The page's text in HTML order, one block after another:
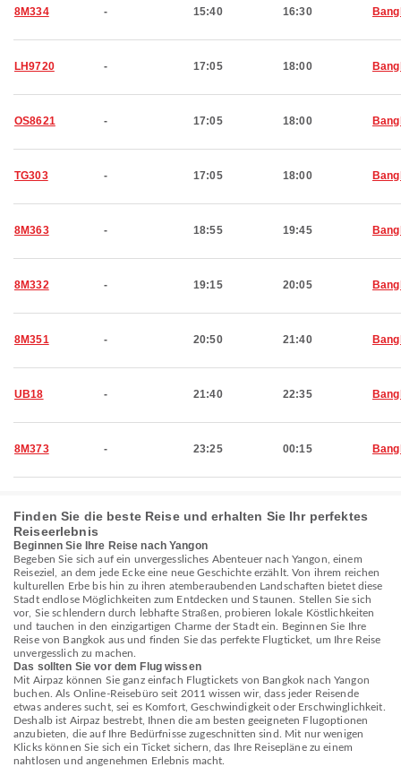
8M334 - 15:40 16:30
LH9720 - 17:05 18:00
OS8621 - 17:05 18:00
TG303 - 17:05 18:00
8M363 - 18:55 19:45
8M332 - 19:15 20:05
8M351 - 20:50 21:40
UB18 - 21:40 22:35
8M373 - 23:25 00:15
Finden Sie die beste Reise und erhalten Sie Ihr perfektes
Reiseerlebnis
Beginnen Sie Ihre Reise nach Yangon
Begeben Sie sich auf ein unvergessliches Abenteuer nach Yangon, einem
Reiseziel, an dem jede Ecke eine neue Geschichte erzählt. Von ihrem reichen
kulturellen Erbe bis hin zu ihren atemberaubenden Landschaften bietet diese
Stadt endlose Möglichkeiten zum Entdecken und Staunen. Stellen Sie sich
vor, Sie schlendern durch lebhafte Straßen, probieren lokale Köstlichkeiten
und tauchen in den einzigartigen Charme der Stadt ein. Beginnen Sie Ihre
Reise von Bangkok aus und finden Sie das perfekte Flugticket, um Ihre Reise
unvergesslich zu machen.
Das sollten Sie vor dem Flug wissen
Mit Airpaz können Sie ganz einfach Flugtickets von Bangkok nach Yangon
buchen. Als Online-Reisebüro seit 2011 wissen wir, dass jeder Reisende
etwas anderes sucht, sei es Komfort, Geschwindigkeit oder Erschwinglichkeit.
Deshalb ist Airpaz bestrebt, Ihnen die am besten geeigneten Flugoptionen
anzubieten, die auf Ihre Bedürfnisse zugeschnitten sind. Mit nur wenigen
Klicks können Sie sich ein Ticket sichern, das Ihre Reisepläne zu einem
nahtlosen und angenehmen Erlebnis macht.